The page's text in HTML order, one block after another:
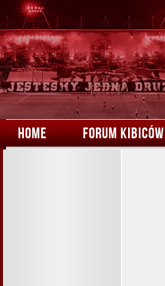
HOME FORUM KIBICÓW